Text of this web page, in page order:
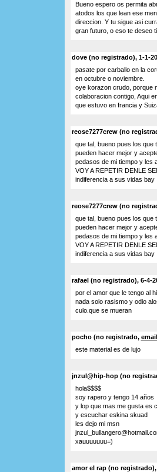
Bueno espero os permita
atodos los que lean ese
direccion. Y tu sigue asi
gran futuro, o eso te deseo
dove (no registrado), 1-1-
pasate por carballo en la
en octubre o noviembre.
oye korazon crudo, porque
colaboracion contigo, Aqui
que estuvo en francia y
reose7277crew (no
que tal, bueno pues los que
pueden hacer mejor y
pedasos de mi tiempo y les
VOY A REPETIR DENLE
indiferencia a sus vidas bay
reose7277crew (no
que tal, bueno pues los que
pueden hacer mejor y
pedasos de mi tiempo y les
VOY A REPETIR DENLE
indiferencia a sus vidas bay
rafael (no registrado), 6-4-
por el amor que le tengo al
nada solo rasismo y odio
culo.que se mueran
pocho (no registrado, email
este material es de lujo
jnzul@hip-hop (no
hola$$$$
soy rapero y tengo 14 años
y lop que mas me gusta es
y escuchar eskina skuad
les dejo mi msn
xauuuuuuu=)
amor el rap (no registrado),